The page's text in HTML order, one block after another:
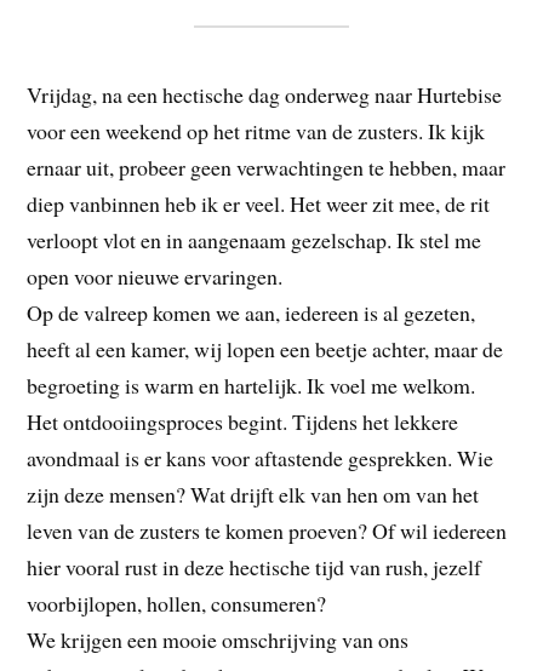
Vrijdag, na een hectische dag onderweg naar Hurtebise
voor een weekend op het ritme van de zusters. Ik kijk
ernaar uit, probeer geen verwachtingen te hebben, maar
diep vanbinnen heb ik er veel. Het weer zit mee, de rit
verloopt vlot en in aangenaam gezelschap. Ik stel me
open voor nieuwe ervaringen.
Op de valreep komen we aan, iedereen is al gezeten,
heeft al een kamer, wij lopen een beetje achter, maar de
begroeting is warm en hartelijk. Ik voel me welkom.
Het ontdooiingsproces begint. Tijdens het lekkere
avondmaal is er kans voor aftastende gesprekken. Wie
zijn deze mensen? Wat drijft elk van hen om van het
leven van de zusters te komen proeven? Of wil iedereen
hier vooral rust in deze hectische tijd van rush, jezelf
voorbijlopen, hollen, consumeren?
We krijgen een mooie omschrijving van ons